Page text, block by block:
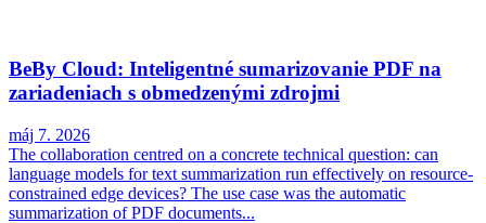
BeBy Cloud: Inteligentné sumarizovanie PDF na
zariadeniach s obmedzenými zdrojmi
máj 7. 2026
The collaboration centred on a concrete technical question: can
language models for text summarization run effectively on resource-
constrained edge devices? The use case was the automatic
summarization of PDF documents...